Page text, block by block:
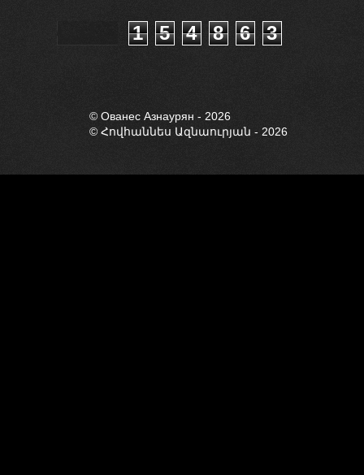
1 5 4 8 6 3
© Ованес Азнаурян - 2026
© Հովհաննես Ազնաուրյան - 2026